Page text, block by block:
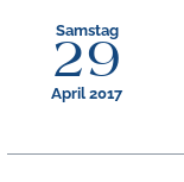
Samstag
29
April 2017